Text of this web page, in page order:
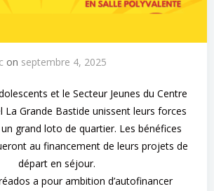
on septembre 4, 2025
et le Secteur Jeunes du Centre
La Grande Bastide unissent leurs forces
grand loto de quartier. Les bénéfices
au financement de leurs projets de
départ en séjour.
a pour ambition d’autofinancer